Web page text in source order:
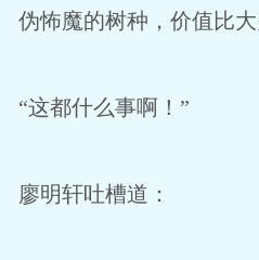
伪怖魔的树种，价值比大
“这都什么事啊！”
廖明轩吐槽道：